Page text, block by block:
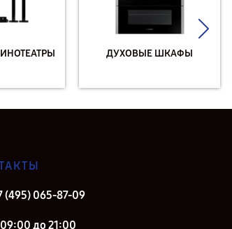
ДУХОВЫЕ ШКАФЫ
(495) 065-87-09
до 21:00